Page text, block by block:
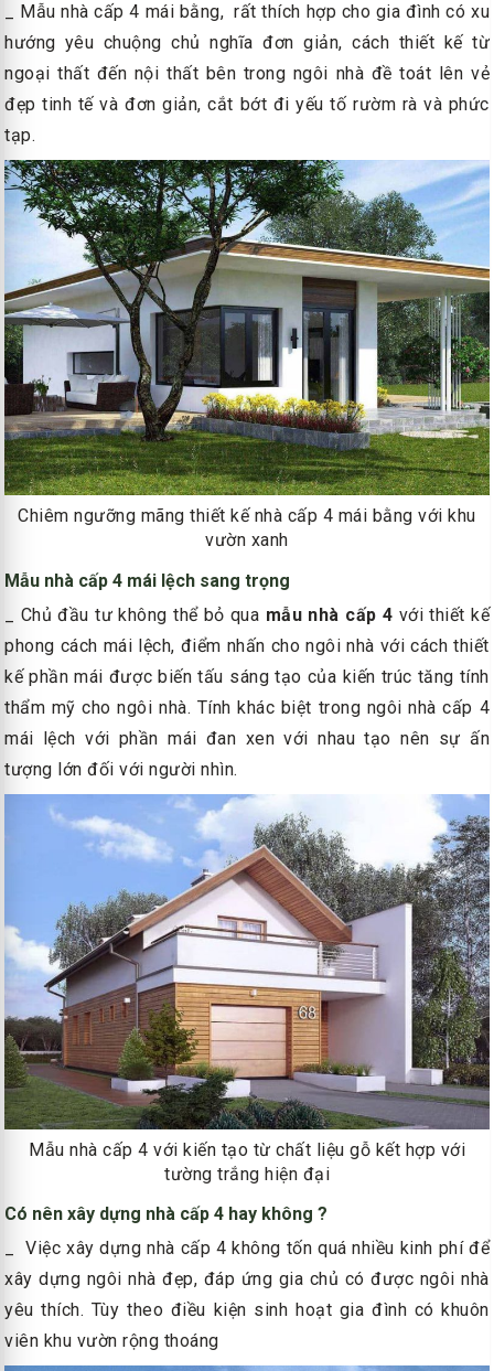
_ Mẫu nhà cấp 4 mái bằng, rất thích hợp cho gia đình có xu
hướng yêu chuộng chủ nghĩa đơn giản, cách thiết kế từ
ngoại thất đến nội thất bên trong ngôi nhà đề toát lên vẻ
đẹp tinh tế và đơn giản, cắt bớt đi yếu tố rườm rà và phức
tạp.
Chiêm ngưỡng mãng thiết kế nhà cấp 4 mái bằng với khu
vườn xanh
Mẫu nhà cấp 4 mái lệch sang trọng
_ Chủ đầu tư không thể bỏ qua mẫu nhà cấp 4 với thiết kế
phong cách mái lệch, điểm nhấn cho ngôi nhà với cách thiết
kế phần mái được biến tấu sáng tạo của kiến trúc tăng tính
thẩm mỹ cho ngôi nhà. Tính khác biệt trong ngôi nhà cấp 4
mái lệch với phần mái đan xen với nhau tạo nên sự ấn
tượng lớn đối với người nhìn.
Mẫu nhà cấp 4 với kiến tạo từ chất liệu gỗ kết hợp với
tường trắng hiện đại
Có nên xây dựng nhà cấp 4 hay không ?
_ Việc xây dựng nhà cấp 4 không tốn quá nhiều kinh phí để
xây dựng ngôi nhà đẹp, đáp ứng gia chủ có được ngôi nhà
yêu thích. Tùy theo điều kiện sinh hoạt gia đình có khuôn
viên khu vườn rộng thoáng